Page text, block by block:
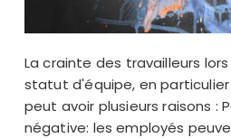
La crainte des travailleurs
statut d'équipe, en
peut avoir plusieurs raisons :
négative: les employés